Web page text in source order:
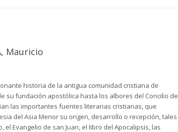
Mauricio
historia de la antigua comunidad cristiana de
su fundación apostólica hasta los albores del Concilio de
las importantes fuentes literarias cristianas, que
del Asia Menor su origen, desarrollo o recepción, tales
el Evangelio de san Juan, el libro del Apocalipsis, las